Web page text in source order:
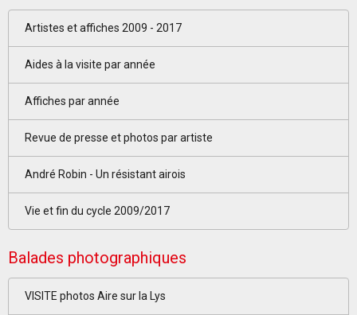
Artistes et affiches 2009 - 2017
Aides à la visite par année
Affiches par année
Revue de presse et photos par artiste
André Robin - Un résistant airois
Vie et fin du cycle 2009/2017
Balades photographiques
VISITE photos Aire sur la Lys